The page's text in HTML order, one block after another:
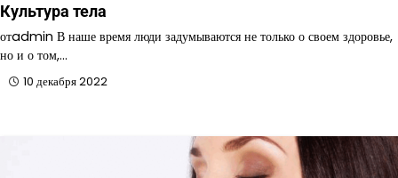
Культура тела
отadmin В наше время люди задумываются не только о своем здоровье,
но и о том,…
10 декабря 2022